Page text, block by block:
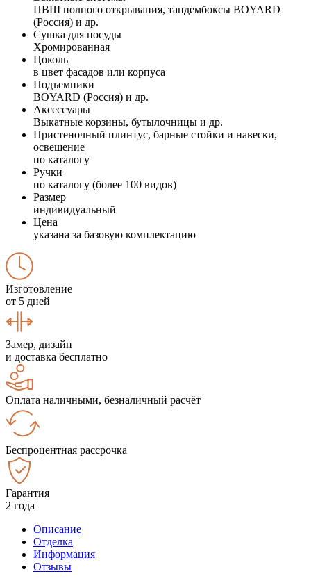
ПВШ полного открывания, тандембоксы BOYARD
(Россия) и др.
Сушка для посуды
Хромированная
Цоколь
в цвет фасадов или корпуса
Подъемники
BOYARD (Россия) и др.
Аксессуары
Выкатные корзины, бутылочницы и др.
Пристеночный плинтус, барные стойки и навески,
освещение
по каталогу
Ручки
по каталогу (более 100 видов)
Размер
индивидуальный
Цена
указана за базовую комплектацию
Изготовление
от 5 дней
Замер, дизайн
и доставка бесплатно
Оплата наличными, безналичный расчёт
Беспроцентная рассрочка
Гарантия
2 года
Описание
Отделка
Информация
Отзывы